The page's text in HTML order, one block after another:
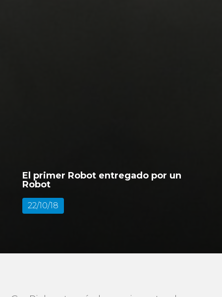
El primer Robot entregado por un
Robot
22/10/18